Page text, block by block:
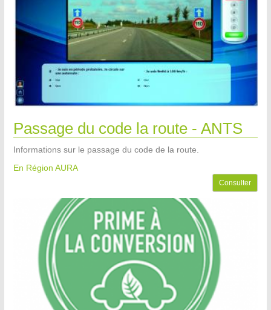
Passage du code la route - ANTS
Informations sur le passage du code de la route.
En Région AURA
Consulter